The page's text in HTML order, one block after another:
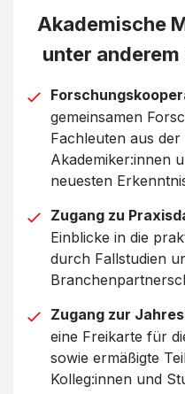
Akademische
unter
gemeinsamen
Fachleuten aus
Akademiker:innen
neuesten
Zugang zu
Einblicke in die
durch Fallstudien
Zugang zur
eine Freikarte für
sowie ermäßigte
Kolleg:innen und